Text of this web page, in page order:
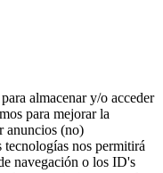
almacenar y/o acceder
para mejorar la
anuncios (no)
tecnologías nos permitirá
navegación o los ID's